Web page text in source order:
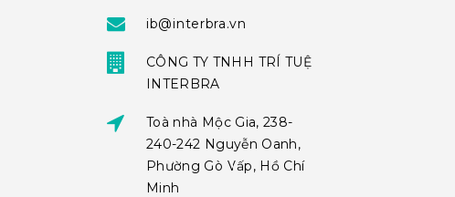
ib@interbra.vn
CÔNG TY TNHH TRÍ TUỆ
INTERBRA
Toà nhà Mộc Gia, 238-
240-242 Nguyễn Oanh,
Phường Gò Vấp, Hồ Chí
Minh